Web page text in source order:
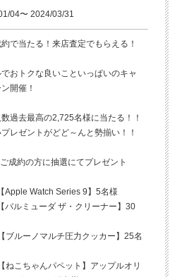
04〜 2024/03/31
で当たる！来店査定でもらえる！
おトクな良いこといっぱいのキャ
開催！
過去最高の2,725名様に当たる！！
レゼントがどど～んと勢揃い！！
成約の方に抽選にてプレゼント
Apple Watch Series 9】5名様
バルミューダ ザ・クリーナー】30
ブルーノマルチ圧力クッカー】25名
ねこちゃんパペット】アップルオリ